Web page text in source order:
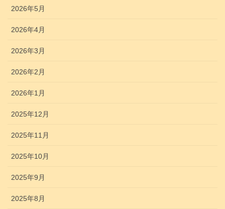
2026年5月
2026年4月
2026年3月
2026年2月
2026年1月
2025年12月
2025年11月
2025年10月
2025年9月
2025年8月